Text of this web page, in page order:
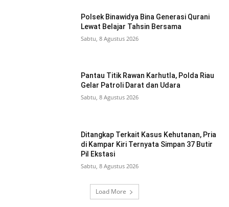
Polsek Binawidya Bina Generasi Qurani
Lewat Belajar Tahsin Bersama
Sabtu, 8 Agustus 2026
Pantau Titik Rawan Karhutla, Polda Riau
Gelar Patroli Darat dan Udara
Sabtu, 8 Agustus 2026
Ditangkap Terkait Kasus Kehutanan, Pria
di Kampar Kiri Ternyata Simpan 37 Butir
Pil Ekstasi
Sabtu, 8 Agustus 2026
Load More